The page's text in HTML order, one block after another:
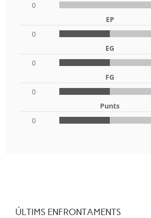
0
EP
0
EG
0
FG
0
Punts
0
ÚLTIMS ENFRONTAMENTS